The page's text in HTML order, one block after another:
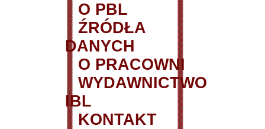
O PBL
ŹRÓDŁA
DANYCH
O PRACOWNI
WYDAWNICTWO
IBL
KONTAKT